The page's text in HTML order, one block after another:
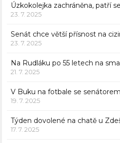
Úzkokolejka zachráněna, patří
23. 7. 2025
Senát chce větší přísnost na
23. 7. 2025
Na Rudláku po 55 letech na
21. 7. 2025
V Buku na fotbale se
19. 7. 2025
Týden dovolené na chatě u
17. 7. 2025